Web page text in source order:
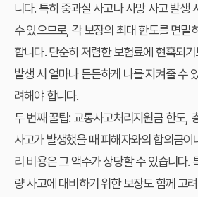
니다. 특히 중과실 사고나 사망 사고 발생
수 있으므로, 각 보장의 최대 한도를 면밀
합니다. 단순히 저렴한 보험료에 현혹되
발생 시 얼마나 든든하게 나를 지켜줄 수
려해야 합니다.
두 번째 꿀팁: 교통사고처리지원금 한도,
사고가 발생했을 때 피해자와의 합의금이
리 비용은 그 액수가 상당할 수 있습니다.
량 사고에 대비하기 위한 보장도 함께 고